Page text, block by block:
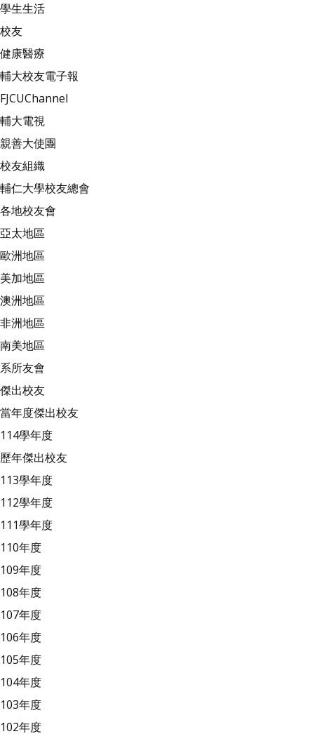
學生生活
校友
健康醫療
輔大校友電子報
FJCUChannel
輔大電視
親善大使團
校友組織
輔仁大學校友總會
各地校友會
亞太地區
歐洲地區
美加地區
澳洲地區
非洲地區
南美地區
系所友會
傑出校友
當年度傑出校友
114學年度
歷年傑出校友
113學年度
112學年度
111學年度
110年度
109年度
108年度
107年度
106年度
105年度
104年度
103年度
102年度